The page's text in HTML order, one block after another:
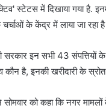
स्टेटस में दिखाया गया
के केंद्र में लाया जा रहा
इन सभी 43 संपत्तियों के
कौन है, इनकी खरीदारी के
सोमवार को कहा कि नगर